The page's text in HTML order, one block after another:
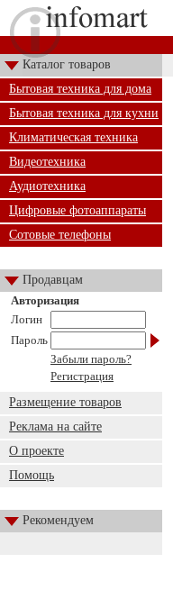
Каталог товаров
Бытовая техника для дома
Бытовая техника для кухни
Климатическая техника
Видеотехника
Аудиотехника
Цифровые фотоаппараты
Сотовые телефоны
Продавцам
Авторизация
Логин
Пароль
Забыли пароль?
Регистрация
Размещение товаров
Реклама на сайте
О проекте
Помощь
Рекомендуем